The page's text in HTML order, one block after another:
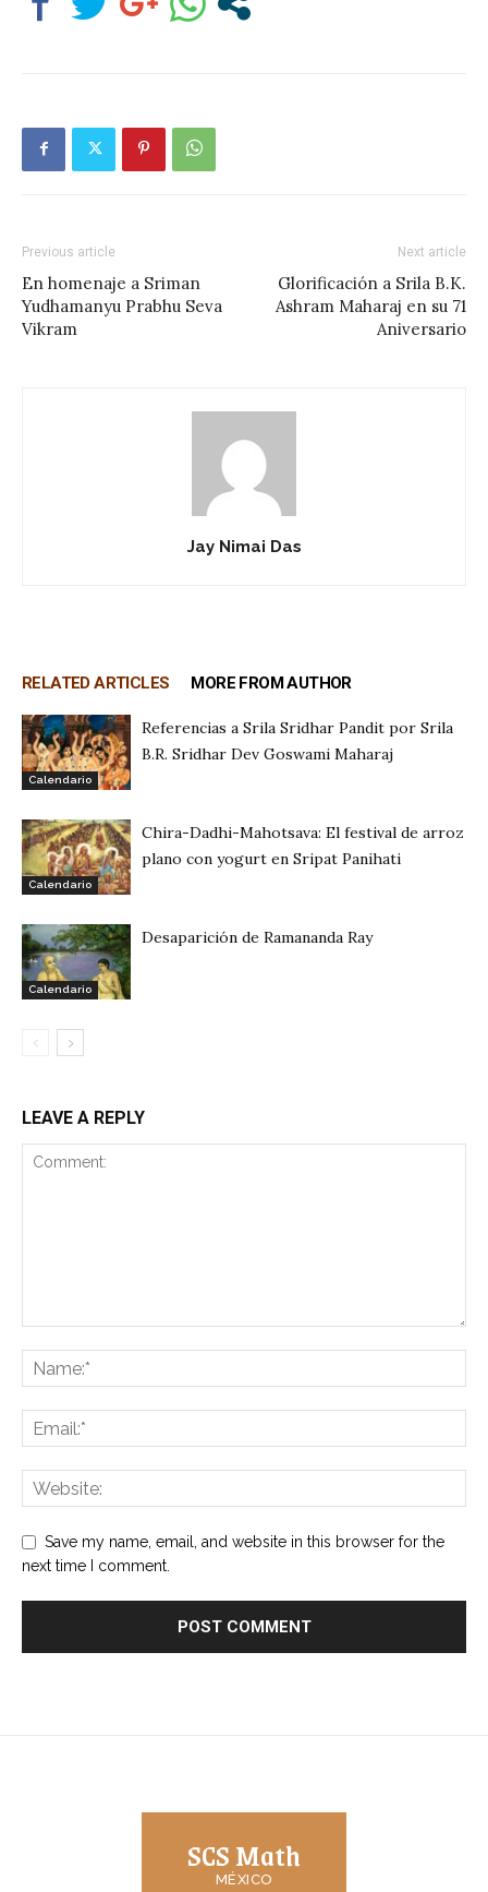
Previous article
En homenaje a Sriman
Yudhamanyu Prabhu Seva
Vikram
Next article
Glorificación a Srila B.K.
Ashram Maharaj en su 71
Aniversario
Jay Nimai Das
RELATED ARTICLES MORE FROM AUTHOR
Calendario
Referencias a Srila Sridhar Pandit por Srila
B.R. Sridhar Dev Goswami Maharaj
Calendario
Chira-Dadhi-Mahotsava: El festival de arroz
plano con yogurt en Sripat Panihati
Calendario
Desaparición de Ramananda Ray
LEAVE A REPLY
Save my name, email, and website in this browser for the
next time I comment.
SCS Math
MÉXICO